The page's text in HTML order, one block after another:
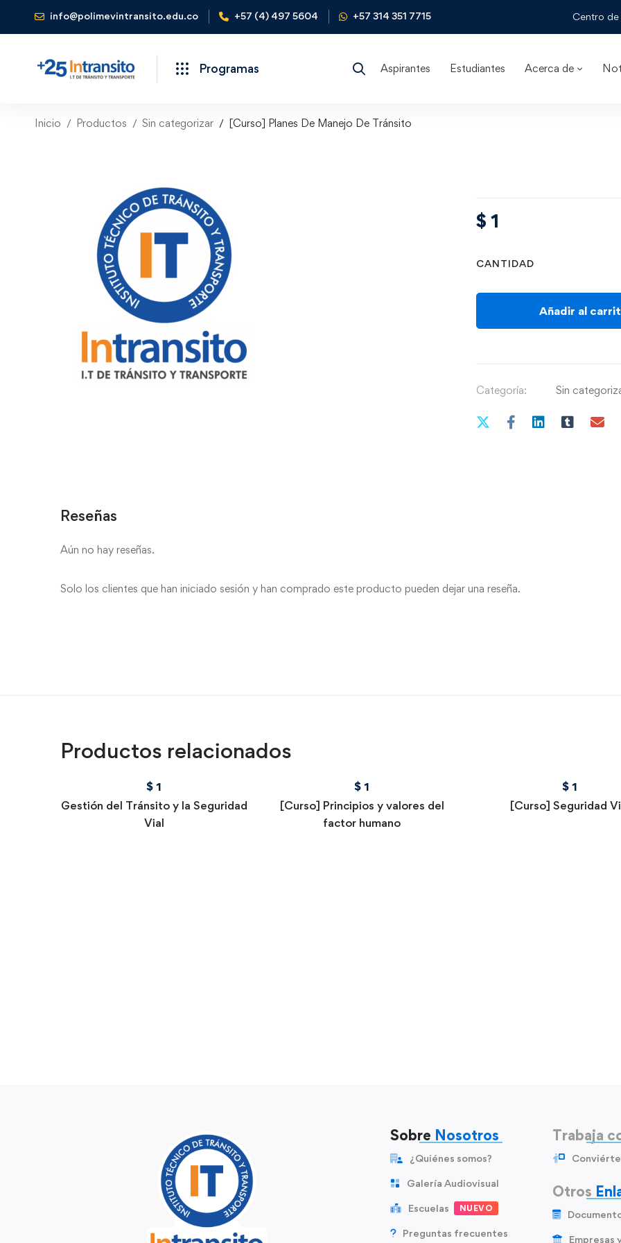
info@polimevintransito.edu.co +57 (4) 497 5604 +57 314 351 7715 Centro
Programas Aspirantes Estudiantes Acerca de
Inicio Productos Sin categorizar [Curso] Planes De Manejo De Tránsito
$ 1
CANTIDAD
Añadir al
Categoría: Sin
Reseñas
Aún no hay reseñas.
Solo los clientes que han iniciado sesión y han comprado este producto pueden dejar una reseña.
Productos relacionados
$ 1
Gestión del Tránsito y la Seguridad
Vial
$ 1
[Curso] Principios y valores del
factor humano
$ 1
[Curso] Seguridad
Sobre Nosotros
¿Quiénes somos?
Galería Audiovisual
Escuelas NUEVO
Preguntas frecuentes
Trabaja
Otros
Empresas